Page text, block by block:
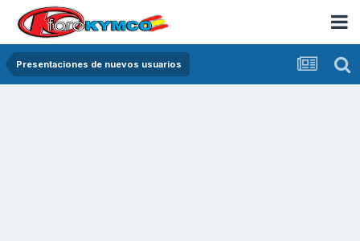
Presentaciones de nuevos usuarios